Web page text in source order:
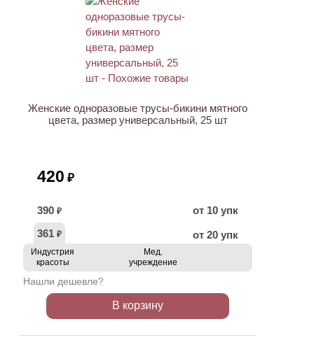
Женские одноразовые трусы-бикини мятного
цвета, размер универсальный, 25 шт
420 ₽
390 ₽
от 10 упк
361 ₽ от 20 упк
Индустрия
красоты
Мед.
учреждение
Нашли дешевле?
В корзину